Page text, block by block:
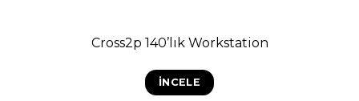
Cross2p 140’lık Workstation
İNCELE